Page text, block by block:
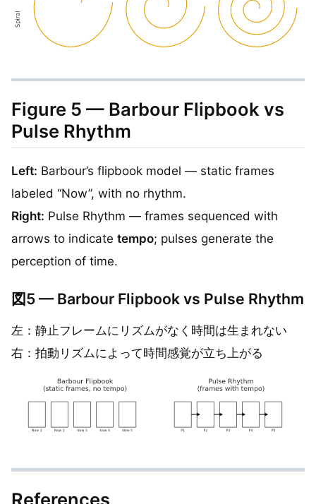
Figure 5 — Barbour Flipbook vs
Pulse Rhythm
Left: Barbour’s flipbook model — static frames
labeled “Now”, with no rhythm.
Right: Pulse Rhythm — frames sequenced with
arrows to indicate tempo; pulses generate the
perception of time.
図5 — Barbour Flipbook vs Pulse Rhythm
左：静止フレームにリズムがなく時間は生まれない
右：拍動リズムによって時間感覚が立ち上がる
References